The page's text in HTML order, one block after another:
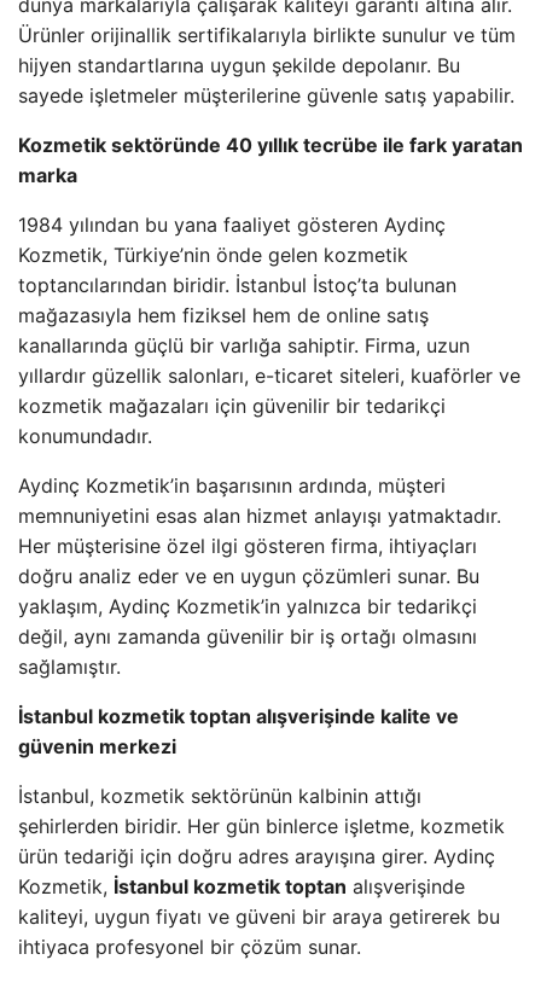
dünya markalarıyla çalışarak kaliteyi garanti altına alır.
Ürünler orijinallik sertifikalarıyla birlikte sunulur ve tüm
hijyen standartlarına uygun şekilde depolanır. Bu
sayede işletmeler müşterilerine güvenle satış yapabilir.
Kozmetik sektöründe 40 yıllık tecrübe ile fark yaratan
marka
1984 yılından bu yana faaliyet gösteren Aydinç
Kozmetik, Türkiye’nin önde gelen kozmetik
toptancılarından biridir. İstanbul İstoç’ta bulunan
mağazasıyla hem fiziksel hem de online satış
kanallarında güçlü bir varlığa sahiptir. Firma, uzun
yıllardır güzellik salonları, e-ticaret siteleri, kuaförler ve
kozmetik mağazaları için güvenilir bir tedarikçi
konumundadır.
Aydinç Kozmetik’in başarısının ardında, müşteri
memnuniyetini esas alan hizmet anlayışı yatmaktadır.
Her müşterisine özel ilgi gösteren firma, ihtiyaçları
doğru analiz eder ve en uygun çözümleri sunar. Bu
yaklaşım, Aydinç Kozmetik’in yalnızca bir tedarikçi
değil, aynı zamanda güvenilir bir iş ortağı olmasını
sağlamıştır.
İstanbul kozmetik toptan alışverişinde kalite ve
güvenin merkezi
İstanbul, kozmetik sektörünün kalbinin attığı
şehirlerden biridir. Her gün binlerce işletme, kozmetik
ürün tedariği için doğru adres arayışına girer. Aydinç
Kozmetik, İstanbul kozmetik toptan alışverişinde
kaliteyi, uygun fiyatı ve güveni bir araya getirerek bu
ihtiyaca profesyonel bir çözüm sunar.